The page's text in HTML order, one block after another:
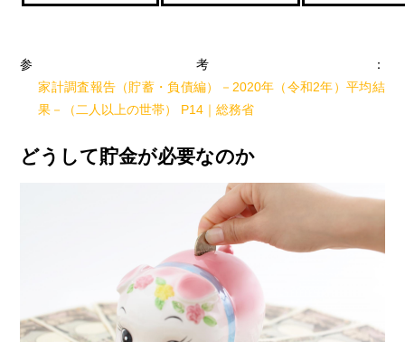
参考：
家計調査報告（貯蓄・負債編）－2020年（令和2年）平均結
果－（二人以上の世帯） P14｜総務省
どうして貯金が必要なのか